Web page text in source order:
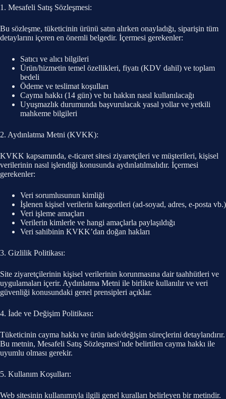
1. Mesafeli Satış Sözleşmesi:
Bu sözleşme, tüketicinin ürünü satın alırken onayladığı, siparişin tüm
detaylarını içeren en önemli belgedir. İçermesi gerekenler:
Satıcı ve alıcı bilgileri
Ürün/hizmetin temel özellikleri, fiyatı (KDV dahil) ve toplam
bedeli
Ödeme ve teslimat koşulları
Cayma hakkı (14 gün) ve bu hakkın nasıl kullanılacağı
Uyuşmazlık durumunda başvurulacak yasal yollar ve yetkili
mahkeme bilgileri
2. Aydınlatma Metni (KVKK):
KVKK kapsamında, e-ticaret sitesi ziyaretçileri ve müşterileri, kişisel
verilerinin nasıl işlendiği konusunda aydınlatılmalıdır. İçermesi
gerekenler:
Veri sorumlusunun kimliği
İşlenen kişisel verilerin kategorileri (ad-soyad, adres, e-posta vb.)
Veri işleme amaçları
Verilerin kimlerle ve hangi amaçlarla paylaşıldığı
Veri sahibinin KVKK’dan doğan hakları
3. Gizlilik Politikası:
Site ziyaretçilerinin kişisel verilerinin korunmasına dair taahhütleri ve
uygulamaları içerir. Aydınlatma Metni ile birlikte kullanılır ve veri
güvenliği konusundaki genel prensipleri açıklar.
4. İade ve Değişim Politikası:
Tüketicinin cayma hakkı ve ürün iade/değişim süreçlerini detaylandırır.
Bu metnin, Mesafeli Satış Sözleşmesi’nde belirtilen cayma hakkı ile
uyumlu olması gerekir.
5. Kullanım Koşulları:
Web sitesinin kullanımıyla ilgili genel kuralları belirleyen bir metindir.